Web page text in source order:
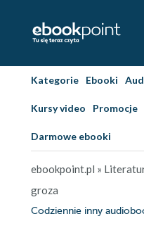
Kategorie Ebooki
Kursy video Promocje
Darmowe ebooki
ebookpoint.pl »
groza
Codziennie inny